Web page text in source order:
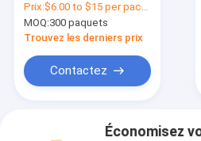
HPLC Taille de pore
jetable de 0,22 μm
Prix:$6.00 to $15 per pack,please contact sales for price
MOQ:300 paquets
Trouvez les derniers prix
Contactez
Économisez